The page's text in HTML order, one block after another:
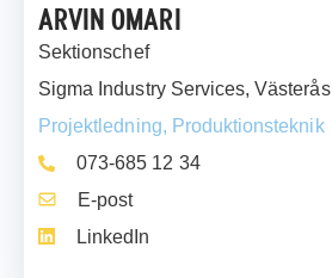
ARVIN OMARI
Sektionschef
Sigma Industry Services, Västerås
Projektledning, Produktionsteknik
073-685 12 34
LinkedIn